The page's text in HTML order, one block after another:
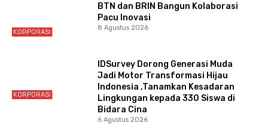
KORPORASI
BTN dan BRIN Bangun Kolaborasi
Pacu Inovasi
8 Agustus 2026
KORPORASI
IDSurvey Dorong Generasi Muda
Jadi Motor Transformasi Hijau
Indonesia ,Tanamkan Kesadaran
Lingkungan kepada 330 Siswa di
Bidara Cina
6 Agustus 2026